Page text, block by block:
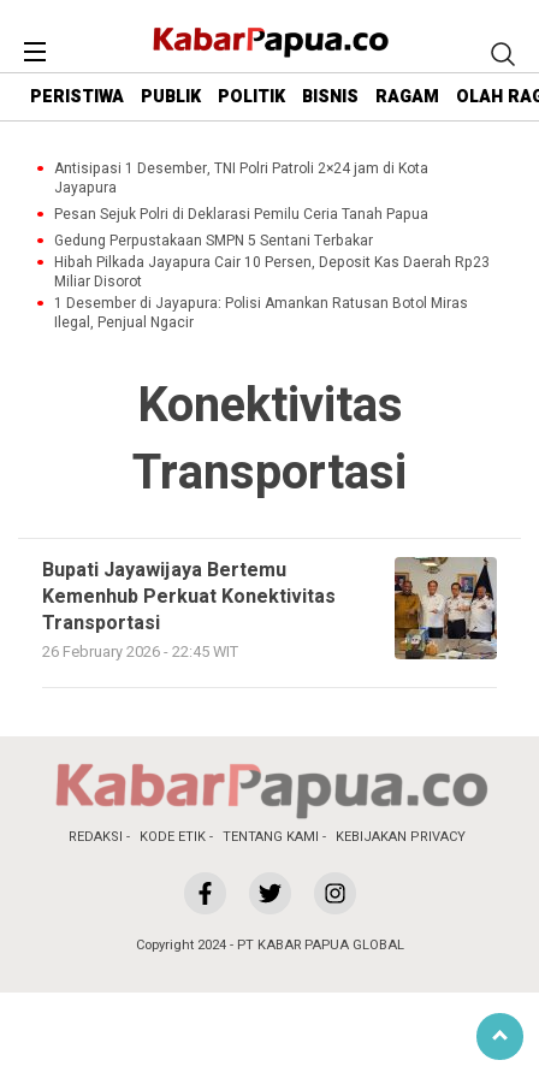
PERISTIWA PUBLIK POLITIK BISNIS RAGAM OLAH
Antisipasi 1 Desember, TNI Polri Patroli 2×24 jam di Kota
Jayapura
Pesan Sejuk Polri di Deklarasi Pemilu Ceria Tanah Papua
Gedung Perpustakaan SMPN 5 Sentani Terbakar
Hibah Pilkada Jayapura Cair 10 Persen, Deposit Kas Daerah Rp23
Miliar Disorot
1 Desember di Jayapura: Polisi Amankan Ratusan Botol Miras
Ilegal, Penjual Ngacir
Konektivitas
Transportasi
Bupati Jayawijaya Bertemu
Kemenhub Perkuat Konektivitas
Transportasi
26 February 2026 - 22:45 WIT
REDAKSI KODE ETIK TENTANG KAMI KEBIJAKAN PRIVACY
Copyright 2024 - PT KABAR PAPUA GLOBAL